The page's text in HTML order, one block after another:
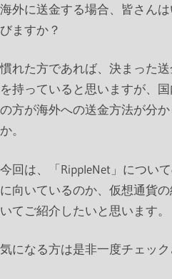
海外に送金する場合、皆さん
びますか？
慣れた方であれば、決まった
を持っていると思いますが、
の方が海外への送金方法が分
か。
今回は、「RippleNet」につい
に向いているのか、仮想通貨
いてご紹介したいと思います。
気になる方は是非一度チェック